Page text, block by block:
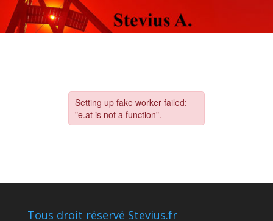
Tous droit réservé Stevius.fr